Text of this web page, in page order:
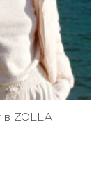
в ZOLLA